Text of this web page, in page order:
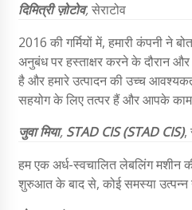
दिमित्री ज़ोटोव,सेराटोव
2016 की गर्मियों में, हमारी कंपनी
अनुबंध पर हस्ताक्षर करने के दौरान
है और हमारे उत्पादन की उच्च
सहयोग के लिए तत्पर हैं और आपके
जुवामिया, STAD CIS (STAD CIS),
हम एक अर्ध-स्वचालित लेबलिंग मशीन
शुरुआत के बाद से, कोई समस्या उत्पन्न